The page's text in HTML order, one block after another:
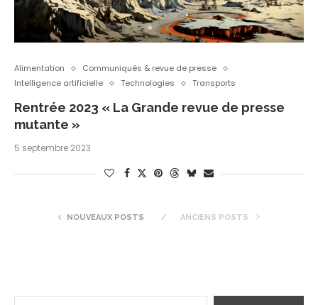
Alimentation
Communiqués & revue de presse
Intelligence artificielle
Technologies Transports
Rentrée 2023 « La Grande revue de presse
mutante »
5 septembre 2023
NOUVEAUX POSTS ANCIENS POSTS